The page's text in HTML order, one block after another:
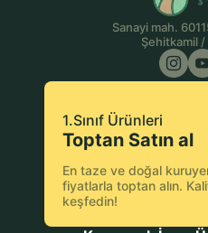
1.Sınıf Ürünleri
Toptan Satın al
En taze ve doğal
fiyatlarla toptan alın.
keşfedin!
Sanayi mah.
Şehitkamil